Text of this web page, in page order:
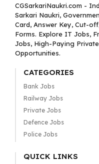
CGSarkariNaukri.com -
Sarkari Naukri,
Card, Answer Key, Cut-
Forms. Explore IT Jobs,
Jobs, High-Paying
Opportunities.
CATEGORIES
Bank Jobs
Railway Jobs
Private Jobs
Defence Jobs
Police Jobs
QUICK LINKS